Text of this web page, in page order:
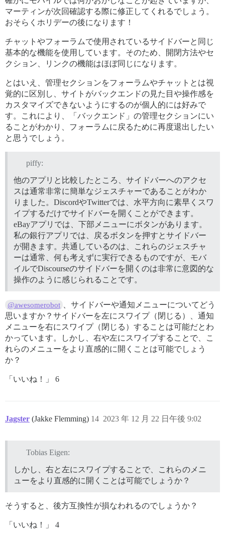
マーティンが次回確認する際に修正してくれるでしょう。
おそらくホリデーの後になります！
チャットやフォーラムで使用されているサイドバーと同じ
基本的な機能を使用しています。そのため、開閉方法やセ
クション、リンクの機能はほぼ同じになります。
とはいえ、管理セクションをフォーラムやチャットとは視
覚的に区別し、サイトがバックエンドの見た目や操作感を
カスタマイズできないようにするのが個人的には好みで
す。これにより、「バックエンド」の管理セクションにい
ることがわかり、フォーラムに戻るために再度退出したい
と思うでしょう。
piffy:
他のアプリと比較したところ、サイドバーへのアクセ
スは通常非常に簡単なジェスチャーであることがわか
りました。DiscordやTwitterでは、水平方向に素早くスワ
イプするだけでサイドバーを開くことができます。
eBayアプリでは、下部メニューにボタンがあります。
私の銀行アプリでは、戻るボタンを押すとサイドバー
が開きます。共通しているのは、これらのジェスチャ
ーは通常、何も考えずに実行できるものですが、モバ
イルでDiscourseのサイドバーを開くのは非常に意図的な
操作のように感じられることです。
@awesomerobot 、サイドバーや通知メニューについてどう
思いますか？サイドバーを左にスワイプ（閉じる）、通知
メニューを右にスワイプ（閉じる）することは可能だとわ
かっています。しかし、右や左にスワイプすることで、こ
れらのメニューをより直感的に開くことは可能でしょう
か？
「いいね！」 6
Jagster (Jakke Flemming) 2023 年 12 月 22 日午後 9:02
14
Tobias Eigen:
しかし、右と左にスワイプすることで、これらのメニ
ューをより直感的に開くことは可能でしょうか？
そうすると、後方互換性が損なわれるのでしょうか？
「いいね！」 4